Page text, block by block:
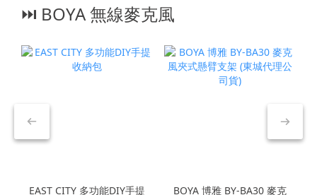
⏭︎ BOYA 無線麥克風
EAST CITY 多功能DIY手提
BOYA 博雅 BY-BA30 麥克